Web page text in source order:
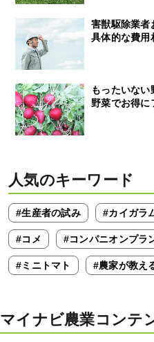
害獣駆除業
具体的な費用
もったいな
野菜でお得に
人気のキーワード
#生産者の試み #カイガラ
#コメ #コンパニオンプラ
#ミニトマト #農家が教え
マイナビ農業コンテ